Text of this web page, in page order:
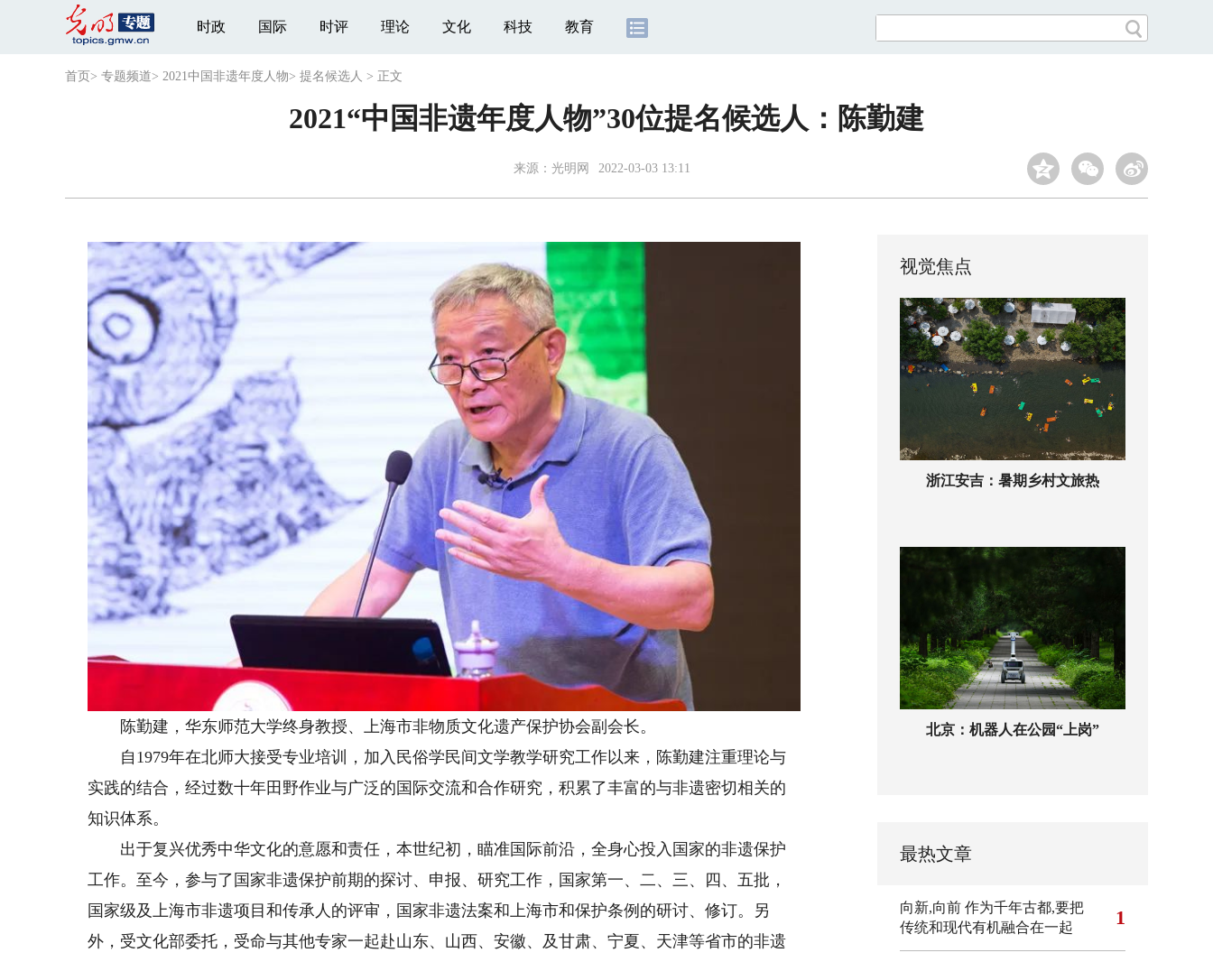
时政 国际 时评 理论 文化 科技 教育
首页 > 专题频道> 2021中国非遗年度人物> 提名候选人 > 正文
2021“中国非遗年度人物”30位提名候选人：陈勤建
来源： 光明网 2022-03-03 13:11
陈勤建，华东师范大学终身教授、上海市非物质文化遗产保护协会副会长。
自1979年在北师大接受专业培训，加入民俗学民间文学教学研究工作以来，陈勤建注重理论与
实践的结合，经过数十年田野作业与广泛的国际交流和合作研究，积累了丰富的与非遗密切相关的
知识体系。
出于复兴优秀中华文化的意愿和责任，本世纪初，瞄准国际前沿，全身心投入国家的非遗保护
工作。至今，参与了国家非遗保护前期的探讨、申报、研究工作，国家第一、二、三、四、五批，
国家级及上海市非遗项目和传承人的评审，国家非遗法案和上海市和保护条例的研讨、修订。另
外，受文化部委托，受命与其他专家一起赴山东、山西、安徽、及甘肃、宁夏、天津等省市的非遗
视觉焦点
浙江安吉：暑期乡村文旅热
北京：机器人在公园“上岗”
最热文章
向新,向前 作为千年古都,要把
传统和现代有机融合在一起
1